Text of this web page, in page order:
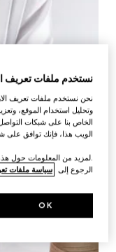
نستخدم ملفات تعريف
نحن نستخدم ملفات تعريف
وتحليل استخدام الموقع،
الخاص بنا على شبكات
الويب هذا، فإنك توافق على
.لمزيد من المعلومات حول
الرجوع إلى سياسة ملفات
OK